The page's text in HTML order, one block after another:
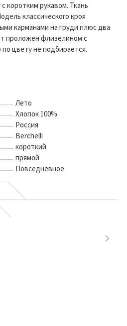
коротким рукавом. Ткань
классического кроя
карманами на груди плюс два
проложен флизелином с
цвету не подбирается.
Лето
Хлопок 100%
Россия
Berchelli
короткий
прямой
Повседневное